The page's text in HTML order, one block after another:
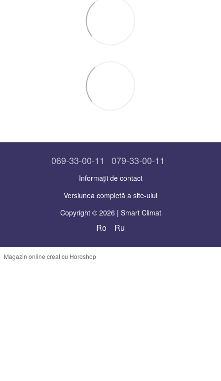
069-33-00-11 079-33-00-11
Informații de contact
Versiunea completă a site-ului
Copyright © 2026 | Smart Climat
Ro Ru
Magazin online creat cu Horoshop